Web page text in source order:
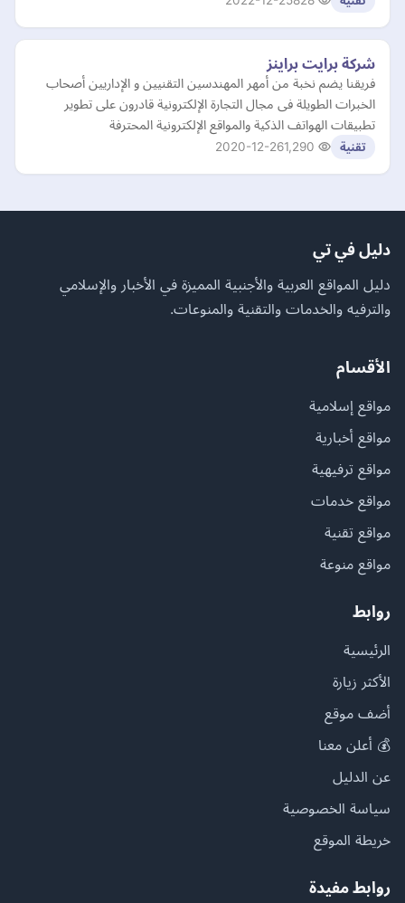
شركة برايت براينز
فريقنا يضم نخبة من أمهر المهندسين التقنيين و الإداريين أصحاب
الخبرات الطويلة فى مجال التجارة الإلكترونية قادرون على تطوير
تطبيقات الهواتف الذكية والمواقع الإلكترونية المحترفة
تقنية 2020-12-26
دليل في تي
دليل المواقع العربية والأجنبية المميزة في الأخبار والإسلامي
والترفيه والخدمات والتقنية والمنوعات.
الأقسام
مواقع إسلامية
مواقع أخبارية
مواقع ترفيهية
مواقع خدمات
مواقع تقنية
مواقع منوعة
روابط
الرئيسية
الأكثر زيارة
أضف موقع
💰 أعلن معنا
عن الدليل
سياسة الخصوصية
خريطة الموقع
روابط مفيدة